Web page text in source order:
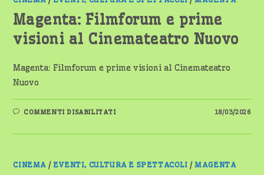
Magenta: Filmforum e prime
visioni al Cinemateatro Nuovo
Magenta: Filmforum e prime visioni al Cinemateatro
Nuovo
COMMENTI DISABILITATISU
E
CINEMATEATRO
18/03/2026
CINEMA / EVENTI, CULTURA E SPETTACOLI /MAGENTA